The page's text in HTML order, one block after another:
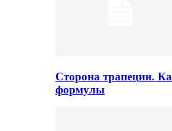
Сторона трапеции.
формулы